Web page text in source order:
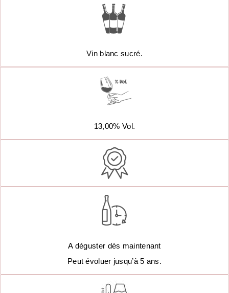
Vin blanc sucré.
13,00% Vol.
A déguster dès maintenant
Peut évoluer jusqu’à 5 ans.